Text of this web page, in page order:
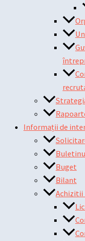
Informații de
Buget
Bilant
Achizitii